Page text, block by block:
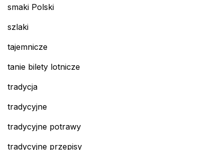
smaki Polski
szlaki
tajemnicze
tanie bilety lotnicze
tradycja
tradycyjne
tradycyjne potrawy
tradycyjne przepisy